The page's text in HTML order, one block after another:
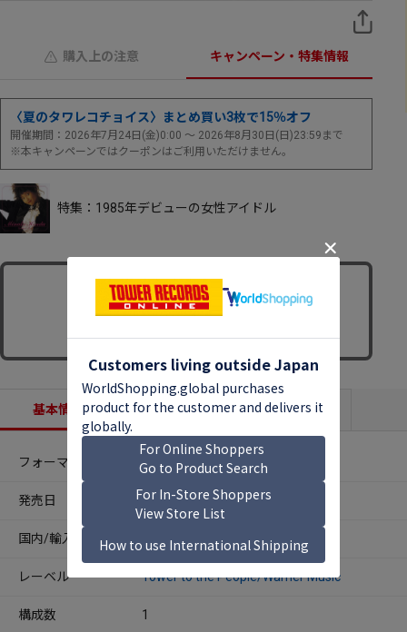
購入上の注意 キャンペーン・特集情報
〈夏のタワレコチョイス〉まとめ買い3枚で15％オフ
開催期間：2026年7月24日(金)0:00 ～ 2026年8月30日(日)23:59まで
※本キャンペーンではクーポンはご利用いただけません。
特集：1985年デビューの女性アイドル
基本情報 収録内容 商品説明
フォーマット CDアルバム
発売日 2020年12月23日
国内/輸入
レーベル Tower to the People/Warner Music
構成数 1